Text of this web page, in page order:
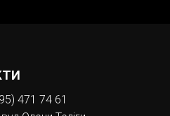
471 74 61